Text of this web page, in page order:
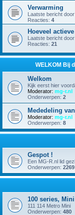
Verwarming
Laatste bericht door
Reacties: 4
Hoeveel
Laatste bericht door
Reacties: 21
WELKOM Bij
Welkom
Kijk eerst hier
Moderator: mg-r.nl
Onderwerpen: 2
Mededeling
Moderator: mg-r.nl
Onderwerpen: 8
Gespot !
Een MG-R.nl lid
Onderwerpen: 2269
100 series, Mini
111 114 Metro Mini
Onderwerpen: 480